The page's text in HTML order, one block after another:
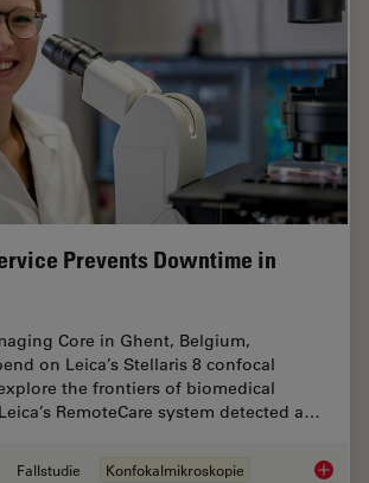
Prevents Downtime in
Core in Ghent, Belgium,
on Leica’s Stellaris 8 confocal
the frontiers of biomedical
RemoteCare system detected a…
Fallstudie Konfokalmikroskopie